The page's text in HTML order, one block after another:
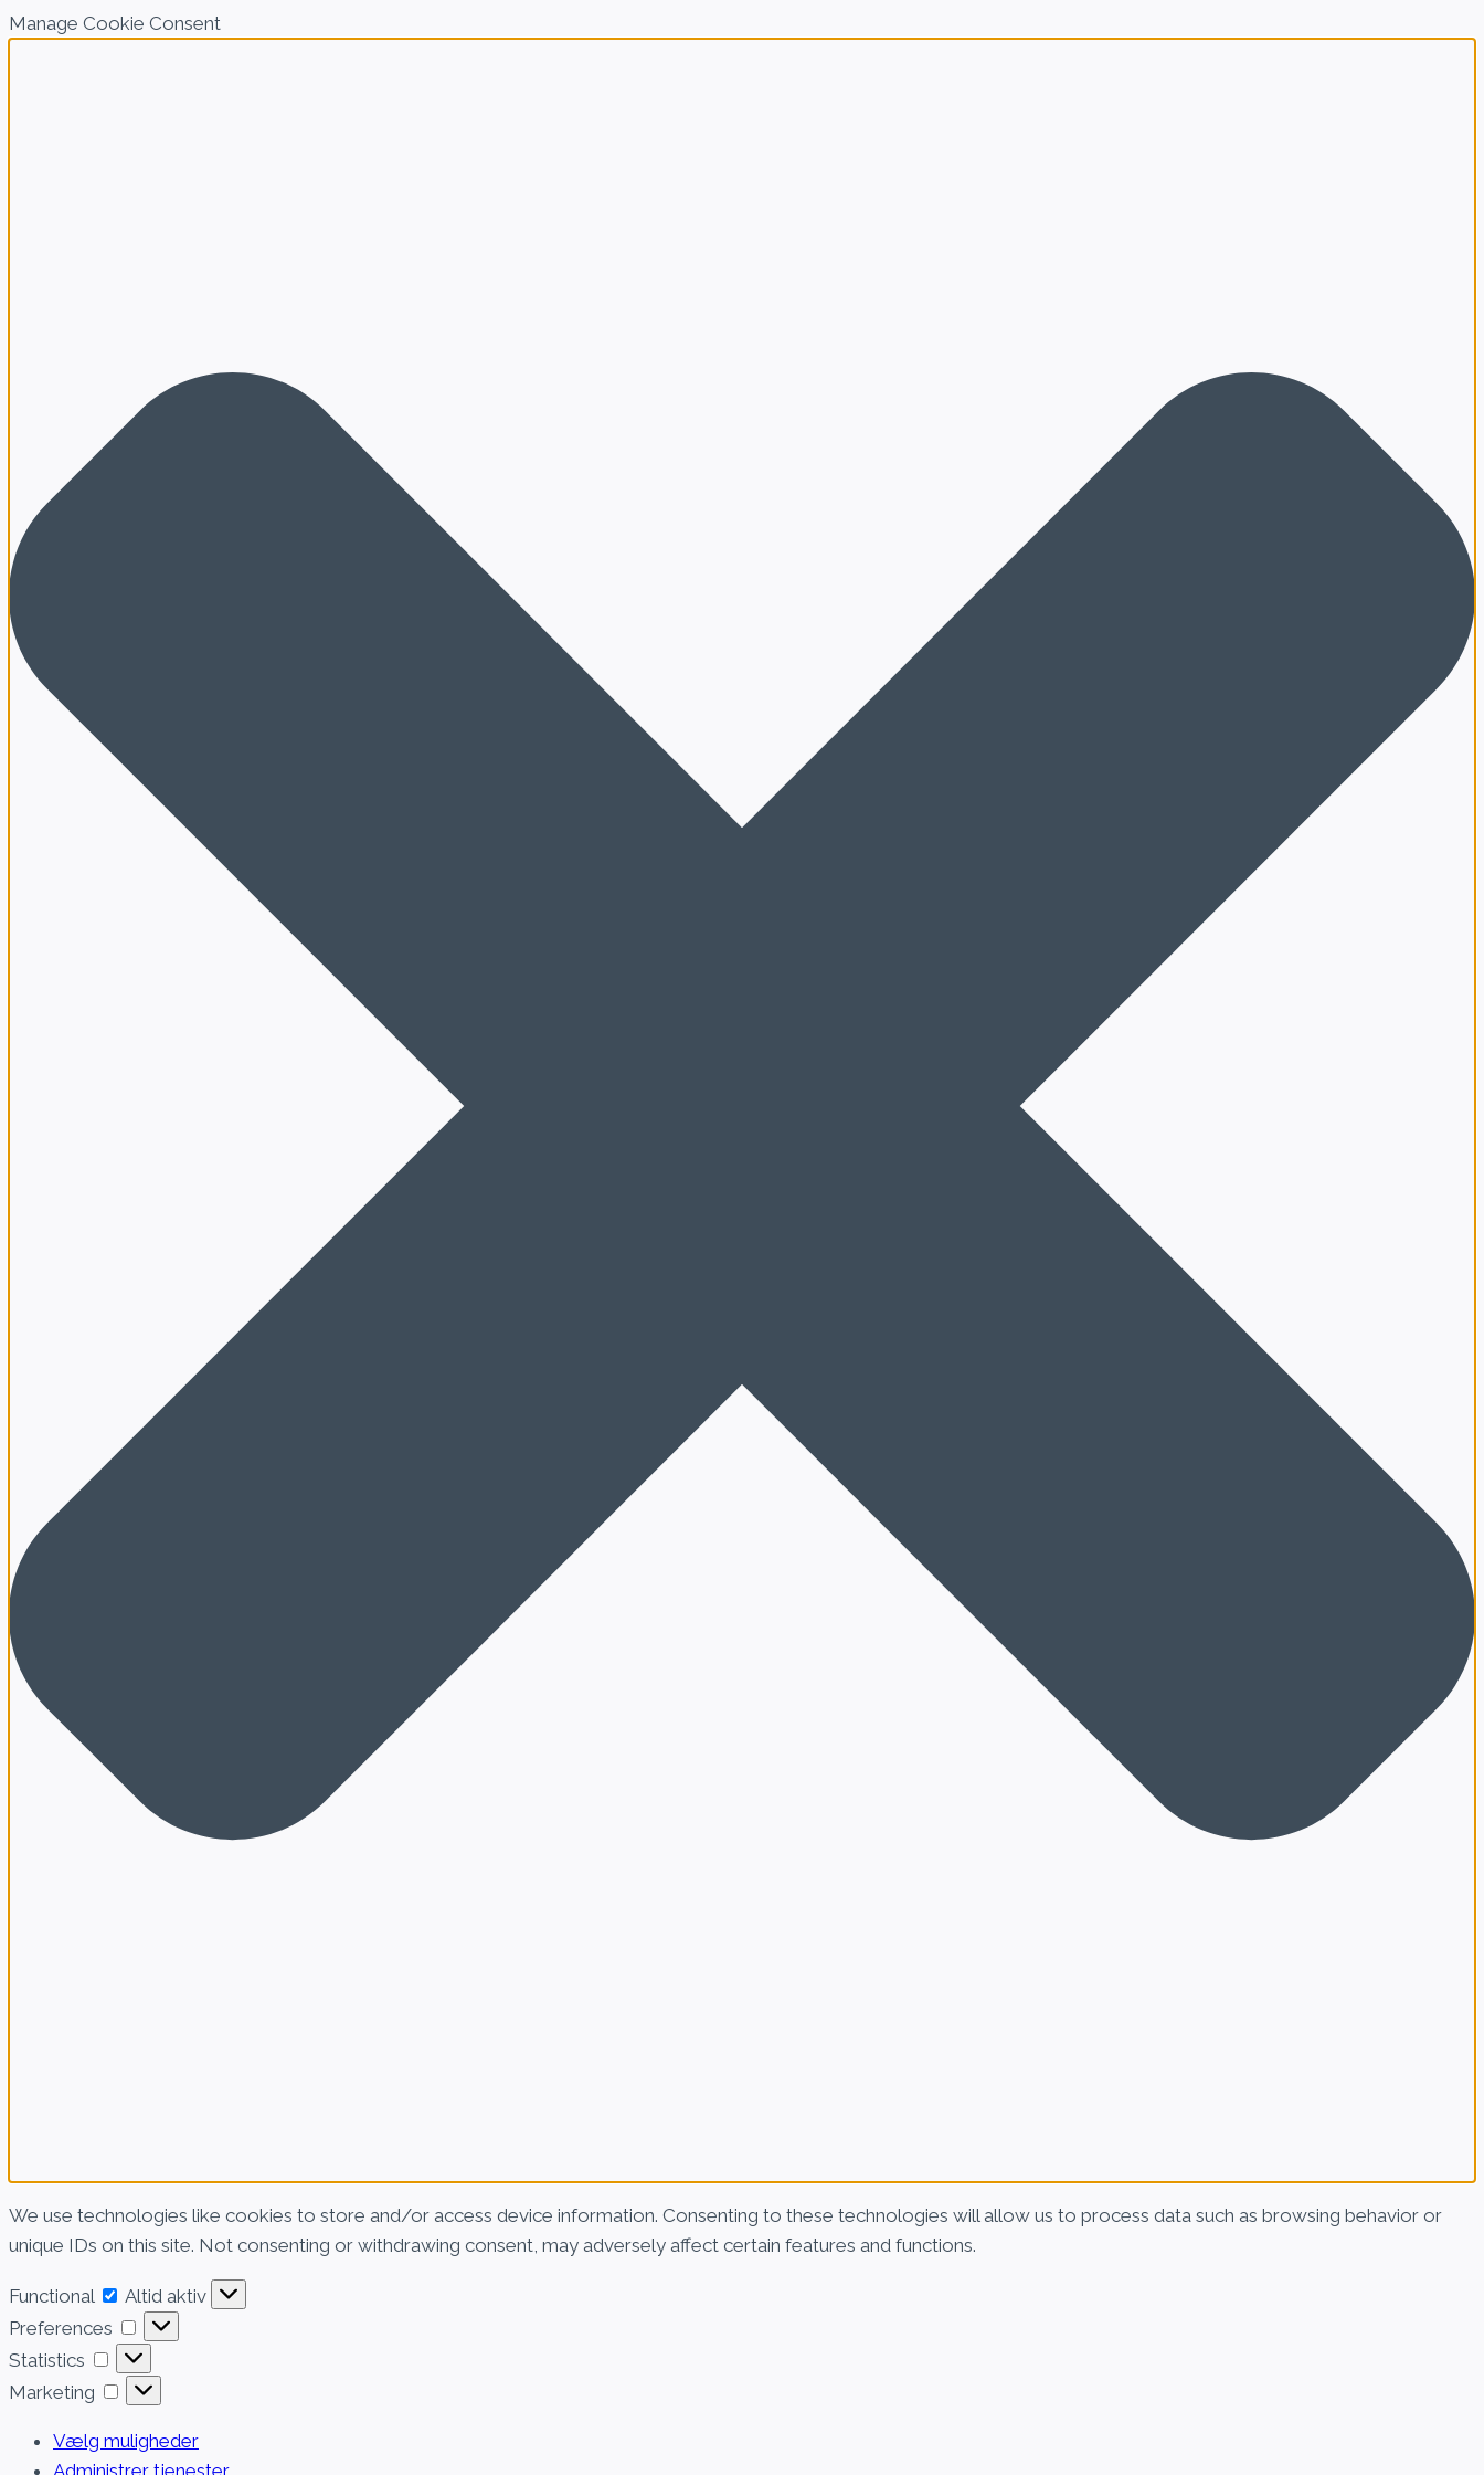
Manage Cookie Consent
We use technologies like cookies to store and/or access device information. Consenting to these technologies will allow us to process data such as browsing behavior or
unique IDs on this site. Not consenting or withdrawing consent, may adversely affect certain features and functions.
Functional Functional
Altid aktiv
Preferences
Preferences
Statistics
Statistics
Marketing
Marketing
Vælg muligheder
Administrer tjenester